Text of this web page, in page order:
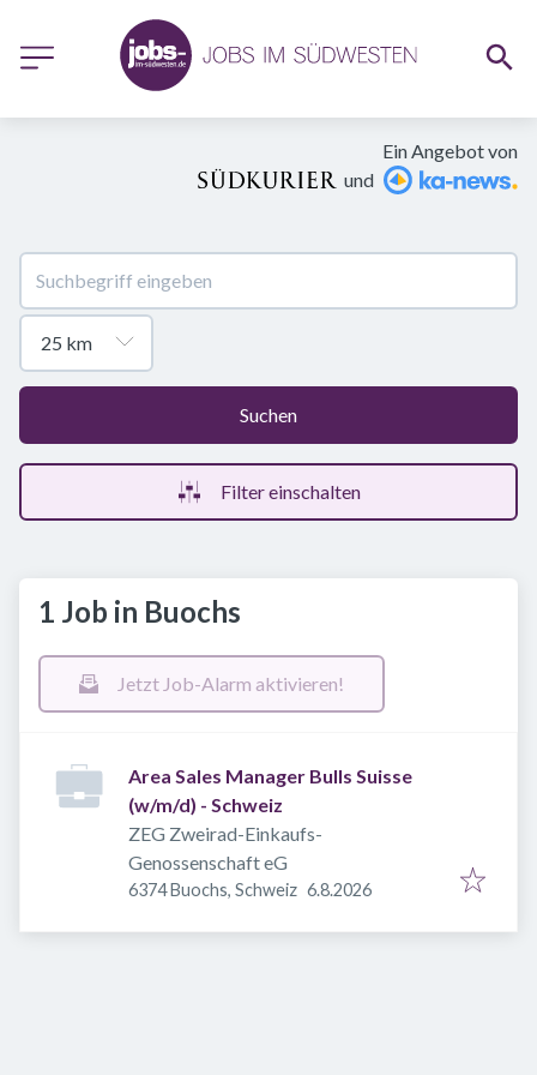
Ein Angebot von
und
Suchen
Filter einschalten
1 Job in Buochs
Jetzt Job-Alarm aktivieren!
Area Sales Manager Bulls Suisse
(w/m/d) - Schweiz
ZEG Zweirad-Einkaufs-
Genossenschaft eG
6374 Buochs, Schweiz Veröffentlicht
6.8.2026